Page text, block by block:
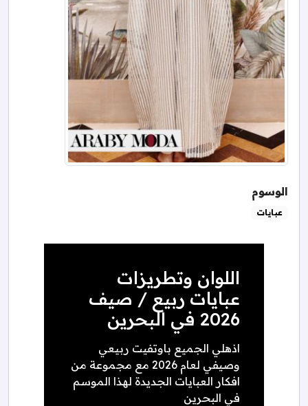
الوسوم
عبايات
اللوان وتطريزات
عبايات ربيع / صيف
2026 في البحرين
اذهلي الجميع باوتفيت ربيعي
وصيفي لعام 2026 مع مجموعة من
افكار العبايات الجديدة لهذا الموسم
في البحرين